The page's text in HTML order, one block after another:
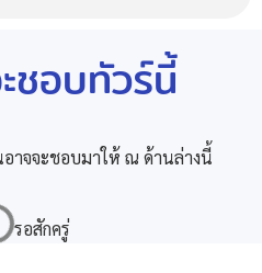
ชอบทัวร์นี้
าจจะชอบมาให้ ณ ด้านล่างนี้